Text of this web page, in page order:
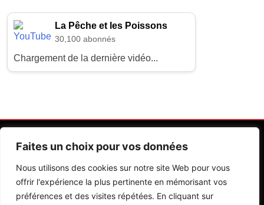
Faites un choix pour vos données
Nous utilisons des cookies sur notre site Web pour vous
offrir l'expérience la plus pertinente en mémorisant vos
préférences et des visites répétées. En cliquant sur
La Pêche et les Poissons
30,100 abonnés
Chargement de la dernière vidéo...